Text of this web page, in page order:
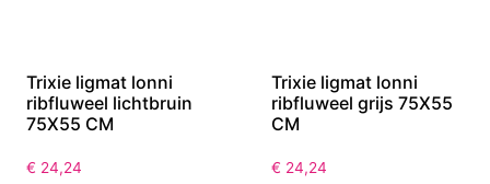
Trixie ligmat lonni
ribfluweel lichtbruin
75X55 CM
€ 24,24
Trixie ligmat lonni
ribfluweel grijs 75X55
CM
€ 24,24